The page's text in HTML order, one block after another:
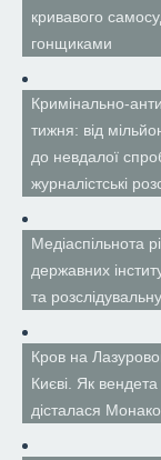
кривавого
гонщиками
Кримінально-
тижня: від
до невдалої
журналістські
Медіаспільнота
державних
та
Кров на
Києві. Як
дісталася Монако